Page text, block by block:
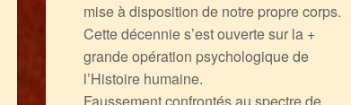
mise à disposition de notre propre corps.
Cette décennie s’est ouverte sur la +
grande opération psychologique de
l’Histoire humaine.
Faussement confrontés au spectre de